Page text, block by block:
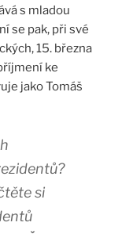
s mladou
se pak, při své
15. března
ke
jako Tomáš
si